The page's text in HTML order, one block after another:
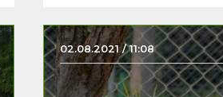
02.08.2021 / 11:08